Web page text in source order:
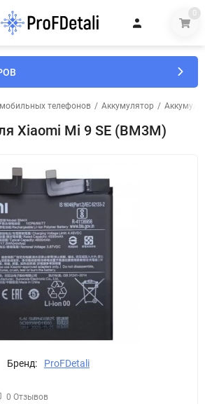
0
телефонов / Аккумулятор /
Xiaomi Mi 9 SE (BM3M)
Бренд: ProFDetali
0 Отзывов